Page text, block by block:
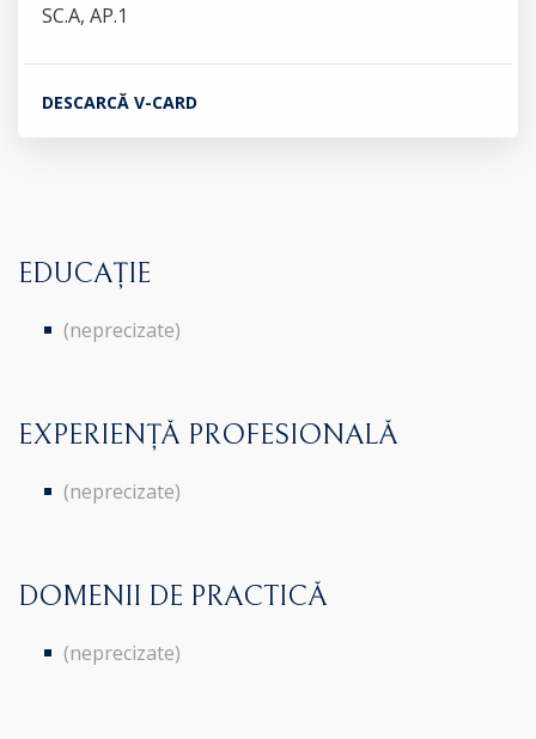
SC.A, AP.1
DESCARCĂ V-CARD
EDUCAȚIE
(neprecizate)
EXPERIENȚĂ PROFESIONALĂ
(neprecizate)
DOMENII DE PRACTICĂ
(neprecizate)